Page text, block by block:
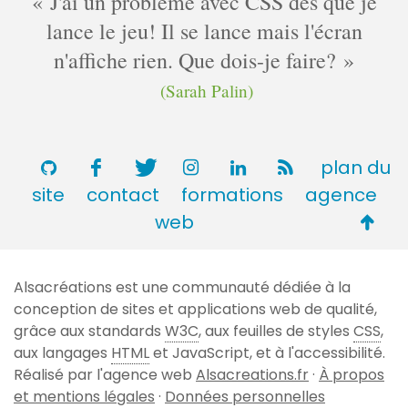
lance le jeu! Il se lance mais l'écran
n'affiche rien. Que dois-je faire?
(Sarah Palin)
plan du
site
contact formations
agence
web
de
page
Alsacréations est une communauté dédiée à la
conception de sites et applications web de qualité,
grâce aux standards W3C, aux feuilles de styles CSS,
aux langages HTMLet JavaScript, et à l'accessibilité.
Réalisé par l'agence web Alsacreations.fr· À propos
et mentions légales · Données personnelles